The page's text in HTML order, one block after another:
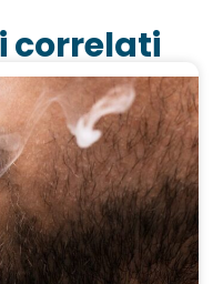
correlati